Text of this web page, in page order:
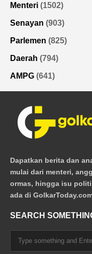
Menteri (1502)
Senayan (903)
Parlemen (825)
Daerah (794)
AMPG (641)
Dapatkan berita dan
mulai dari menteri,
ormas, hingga isu
ada di
SEARCH